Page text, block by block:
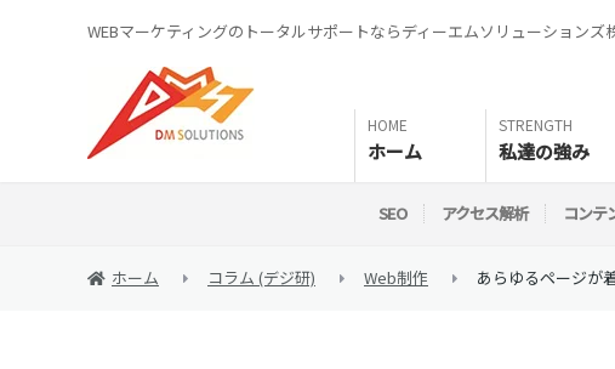
WEBマーケティングのトータルサポートならディーエムソリューションズ
ホーム 私達の強み
SEO アクセス解析 コンテ
ホーム コラム (デジ研) Web制作 あらゆるページが